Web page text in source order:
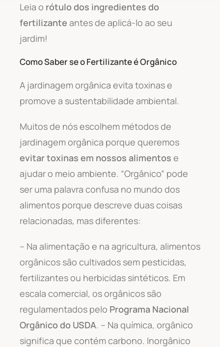
Leia o rótulo dos ingredientes do
fertilizante antes de aplicá-lo ao seu
jardim!
Como Saber se o Fertilizante é Orgânico
A jardinagem orgânica evita toxinas e
promove a sustentabilidade ambiental.
Muitos de nós escolhem métodos de
jardinagem orgânica porque queremos
evitar toxinas em nossos alimentos e
ajudar o meio ambiente. “Orgânico” pode
ser uma palavra confusa no mundo dos
alimentos porque descreve duas coisas
relacionadas, mas diferentes:
– Na alimentação e na agricultura, alimentos
orgânicos são cultivados sem pesticidas,
fertilizantes ou herbicidas sintéticos. Em
escala comercial, os orgânicos são
regulamentados pelo Programa Nacional
Orgânico do USDA. – Na química, orgânico
significa que contém carbono. Inorgânico